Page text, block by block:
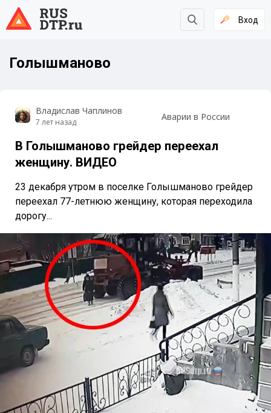
Вход
Голышманово
Владислав Чаплинов
7 лет назад Аварии в России
В Голышманово грейдер переехал
женщину. ВИДЕО
23 декабря утром в поселке Голышманово грейдер
переехал 77-летнюю женщину, которая переходила
дорогу...